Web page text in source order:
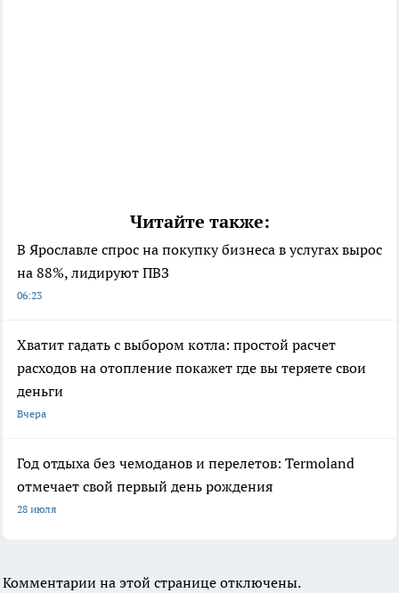
Читайте также:
В Ярославле спрос на покупку бизнеса в услугах вырос
на 88%, лидируют ПВЗ
06:23
Хватит гадать с выбором котла: простой расчет
расходов на отопление покажет где вы теряете свои
деньги
Вчера
Год отдыха без чемоданов и перелетов: Termoland
отмечает свой первый день рождения
28 июля
Комментарии на этой странице отключены.